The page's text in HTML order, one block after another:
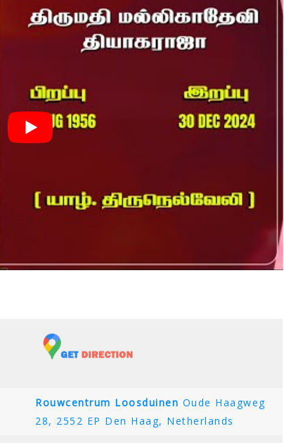
Rouwcentrum Loosduinen Oude Haagweg
28, 2552 EP Den Haag, Netherlands